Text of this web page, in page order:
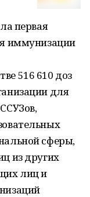
первая
иммунизации
516 610 доз
для
сферы,
из других
лиц и